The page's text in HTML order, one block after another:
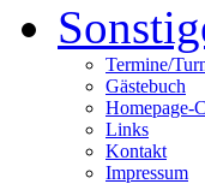
Termine/
Gästebuch
Homepage-
Links
Kontakt
Impressum